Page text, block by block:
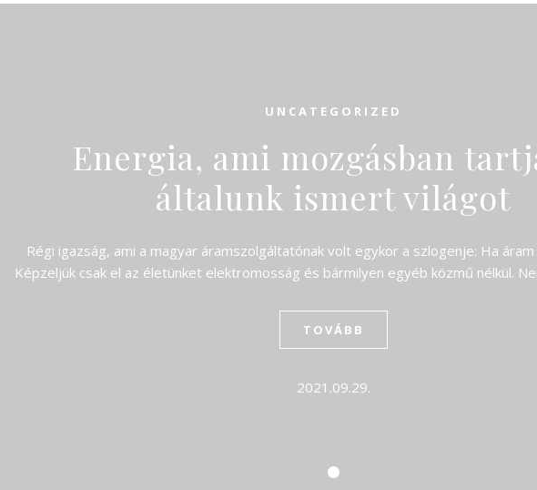
UNCATEGORIZED
Energia, ami mozgásban
általunk ismert világot
Régi igazság, ami a magyar áramszolgáltatónak volt egykor a szlogenje: Ha áram
Képzeljük csak el az életünket elektromosság és bármilyen egyéb közmű nélkül.
TOVÁBB
2021.09.29.